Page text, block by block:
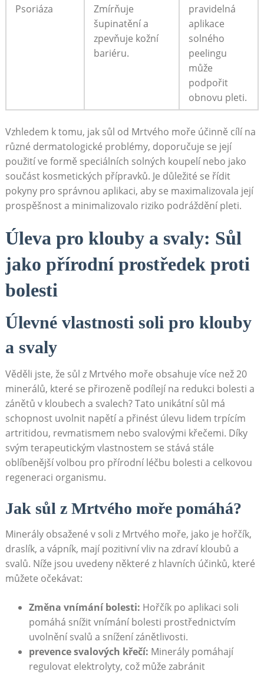
Psoriáza
Zmírňuje ​
šupinatění a‌
zpevňuje kožní
bariéru.
pravidelná
aplikace
⁢solného
peelingu
může⁣
podpořit
obnovu pleti.
Vzhledem k tomu, jak sůl od Mrtvého ‌moře účinně cílí‍ na⁤
různé dermatologické problémy, doporučuje se ⁣její
použití ve formě speciálních ‍solných ⁣koupelí nebo​ jako
součást‌ kosmetických přípravků. Je‍ důležité ⁤se řídit
pokyny pro správnou aplikaci, aby se maximalizovala její
⁣prospěšnost a minimalizovalo ⁤riziko⁣ podráždění‍ pleti.
Úleva pro ‌klouby a svaly: Sůl
jako​ přírodní prostředek proti
⁢bolesti
Úlevné vlastnosti soli pro klouby
⁣a‌ svaly
Věděli ⁤jste, že sůl z Mrtvého moře⁤ obsahuje více než 20
minerálů,​ které se přirozeně⁢ podílejí na ⁣redukci bolesti‍ a
zánětů​ v⁣ kloubech a svalech? Tato unikátní ‌sůl má
schopnost ⁢uvolnit ​napětí ‍a⁢ přinést úlevu ​lidem​ trpícím
artritidou,⁣ revmatismem nebo svalovými ‌křečemi. Díky
svým terapeutickým vlastnostem ⁣se ⁤stává stále
oblíbenější‌ volbou pro přírodní léčbu bolesti‍ a celkovou
regeneraci‍ organismu.
Jak sůl ‍z Mrtvého moře pomáhá?
Minerály​ obsažené v soli z Mrtvého ⁤moře, jako je hořčík,‌
draslík, a vápník,‌ mají ‌pozitivní vliv na zdraví kloubů a⁤
svalů. Níže ​jsou⁢ uvedeny ‌některé z hlavních účinků, ‌které
můžete⁣ očekávat:
Změna vnímání bolesti: ​Hořčík po aplikaci soli
pomáhá ⁢snížit vnímání bolesti prostřednictvím
uvolnění svalů a snížení zánětlivosti.
prevence svalových křečí: Minerály​ pomáhají
regulovat elektrolyty, což může zabránit